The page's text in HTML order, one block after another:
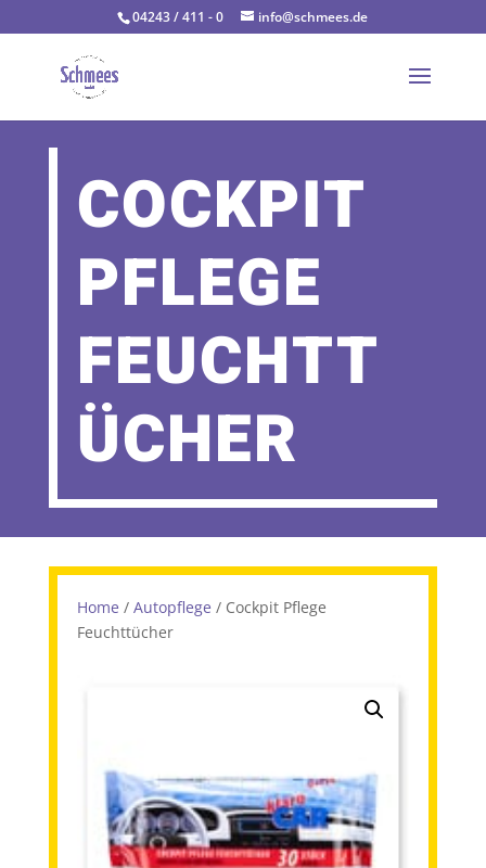
04243 / 411 - 0 info@schmees.de
COCKPIT
PFLEGE
FEUCHTT
ÜCHER
Home / Autopflege / Cockpit Pflege
Feuchttücher